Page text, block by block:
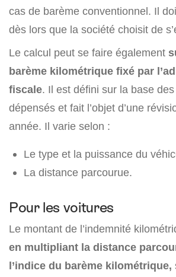
cas de barème conventionnel. Il
dès lors que la société choisit de
Le calcul peut se faire également
barème kilométrique fixé par
fiscale. Il est défini sur la base
dépensés et fait l’objet d’une
année. Il varie selon :
Le type et la puissance du
La distance parcourue.
Pour les voitures
Le montant de l’indemnité
en multipliant la distance
l’indice du barème kilométrique,